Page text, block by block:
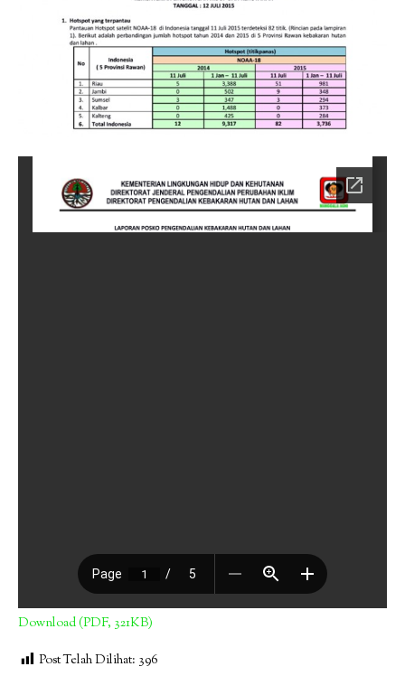
Download (PDF, 321KB)
Post Telah Dilihat: 396